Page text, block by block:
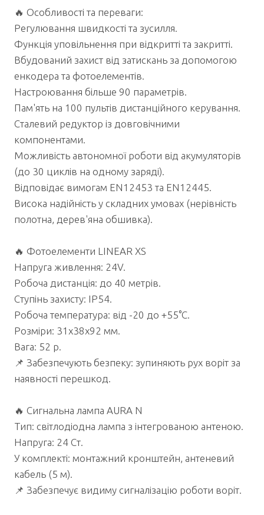
🔥 Особливості та переваги:
Регулювання швидкості та зусилля.
Функція уповільнення при відкритті та закритті.
Вбудований захист від затискань за допомогою
енкодера та фотоелементів.
Настроювання більше 90 параметрів.
Пам'ять на 100 пультів дистанційного керування.
Сталевий редуктор із довговічними
компонентами.
Можливість автономної роботи від акумуляторів
(до 30 циклів на одному заряді).
Відповідає вимогам EN12453 та EN12445.
Висока надійність у складних умовах (нерівність
полотна, дерев'яна обшивка).
🔥 Фотоелементи LINEAR XS
Напруга живлення: 24V.
Робоча дистанція: до 40 метрів.
Ступінь захисту: IP54.
Робоча температура: від -20 до +55°C.
Розміри: 31x38x92 мм.
Вага: 52 р.
📌 Забезпечують безпеку: зупиняють рух воріт за
наявності перешкод.
🔥 Сигнальна лампа AURA N
Тип: світлодіодна лампа з інтегрованою антеною.
Напруга: 24 Ст.
У комплекті: монтажний кронштейн, антеневий
кабель (5 м).
📌 Забезпечує видиму сигналізацію роботи воріт.